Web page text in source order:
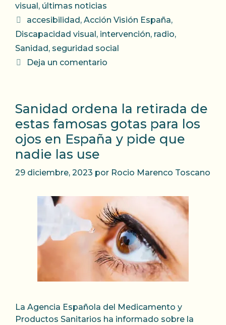
visual , últimas noticias
Etiquetas
accesibilidad , Acción Visión España,
Discapacidad visual , intervención, radio,
Sanidad , seguridad social
Deja un comentario
Sanidad ordena la retirada de
estas famosas gotas para los
ojos en España y pide que
nadie las use
29 diciembre, 2023 por Rocio Marenco Toscano
La Agencia Española del Medicamento y
Productos Sanitarios ha informado sobre la